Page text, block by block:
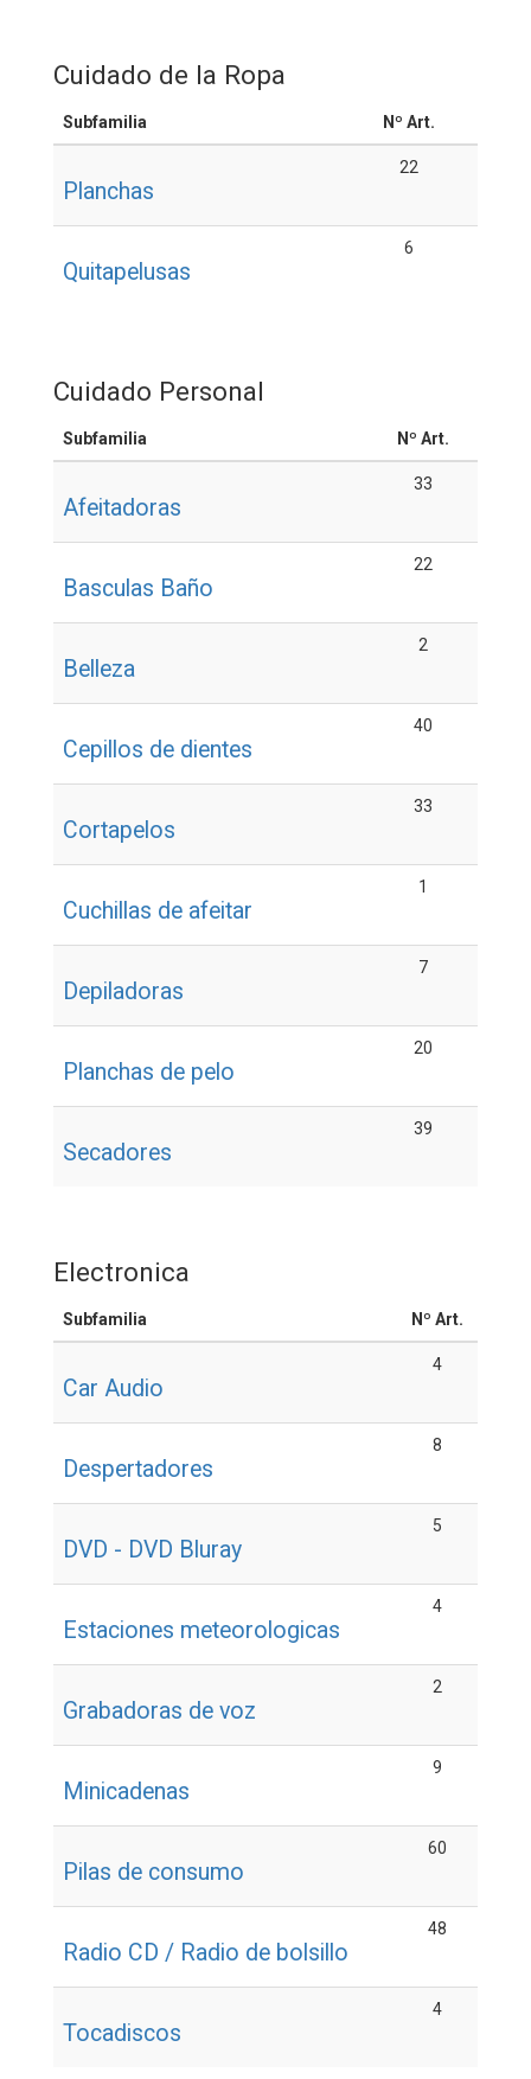
Cuidado de la Ropa
Subfamilia Nº Art.
Planchas
22
Quitapelusas
6
Cuidado Personal
Subfamilia Nº Art.
Afeitadoras
33
Basculas Baño
22
Belleza
2
Cepillos de dientes
40
Cortapelos
33
Cuchillas de afeitar
1
Depiladoras
7
Planchas de pelo
20
Secadores
39
Electronica
Subfamilia Nº Art.
Car Audio
4
Despertadores
8
DVD - DVD Bluray
5
Estaciones meteorologicas
4
Grabadoras de voz
2
Minicadenas
9
Pilas de consumo
60
Radio CD / Radio de bolsillo
48
Tocadiscos
4